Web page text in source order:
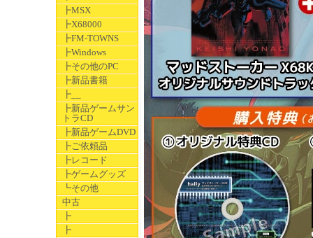
┣MSX
┣X68000
┣FM-TOWNS
┣Windows
┣その他のPC
┣新品書籍
┣__
┣新品ゲームサン
トラCD
┣新品ゲームDVD
┣ご依頼品
┣レコード
┣ゲームグッズ
┗その他
中古
┣
┣